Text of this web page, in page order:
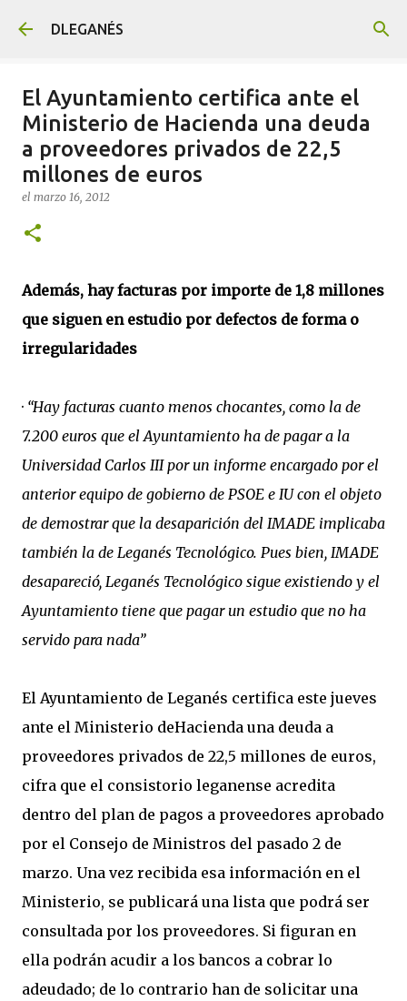
DLEGANÉS
El Ayuntamiento certifica ante el
Ministerio de Hacienda una deuda
a proveedores privados de 22,5
millones de euros
el marzo 16, 2012
Además, hay facturas por importe de 1,8 millones
que siguen en estudio por defectos de forma o
irregularidades
· “Hay facturas cuanto menos chocantes, como la de
7.200 euros que el Ayuntamiento ha de pagar a la
Universidad Carlos III por un informe encargado por el
anterior equipo de gobierno de PSOE e IU con el objeto
de demostrar que la desaparición del IMADE implicaba
también la de Leganés Tecnológico. Pues bien, IMADE
desapareció, Leganés Tecnológico sigue existiendo y el
Ayuntamiento tiene que pagar un estudio que no ha
servido para nada”
El Ayuntamiento de Leganés certifica este jueves
ante el Ministerio deHacienda una deuda a
proveedores privados de 22,5 millones de euros,
cifra que el consistorio leganense acredita
dentro del plan de pagos a proveedores aprobado
por el Consejo de Ministros del pasado 2 de
marzo. Una vez recibida esa información en el
Ministerio, se publicará una lista que podrá ser
consultada por los proveedores. Si figuran en
ella podrán acudir a los bancos a cobrar lo
adeudado; de lo contrario han de solicitar una